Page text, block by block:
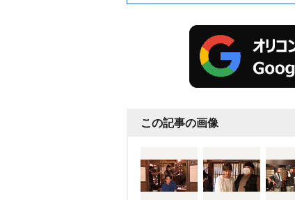
ビ朝日のスタジオ内に組ま
ーゲットとなる主演の
中村倫
ヤブサ消防団』俳優陣に、さ
ラマ潜入に、テレビ朝日の『
協力のもと、(秘)モニタリン
朝日の放送局の垣根を越え
この記事の画像